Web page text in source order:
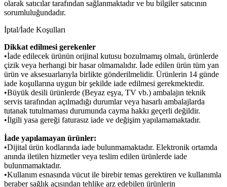
olarak satıcılar tarafından sağlanmaktadır ve bu bilgiler satıcının
sorumluluğundadır.
İptal/İade Koşulları
Dikkat edilmesi gerekenler
•İade edilecek ürünün orijinal kutusu bozulmamış olmalı, ürünlerde
çizik veya herhangi bir hasar olmamalıdır. İade edilen ürün tüm yan
ürün ve aksesuarlarıyla birlikte gönderilmelidir. Ürünlerin 14 günde
iade koşullarına uygun bir şekilde iade edilmesi gerekmektedir.
•Büyük desili ürünlerde (Beyaz eşya, TV vb.) ambalajın teknik
servis tarafından açılmadığı durumlar veya hasarlı ambalajlarda
tutanak tutulmaması durumunda cayma hakkı geçerli değildir.
•İlgili yasa gereği faturasız iade ve değişim yapılamamaktadır.
İade yapılamayan ürünler:
•Dijital ürün kodlarında iade bulunmamaktadır. Elektronik ortamda
anında iletilen hizmetler veya teslim edilen ürünlerde iade
bulunmamaktadır.
•Kullanım esnasında vücut ile birebir temas gerektiren ve kullanımla
beraber sağlık açısından tehlike arz edebilen ürünlerin